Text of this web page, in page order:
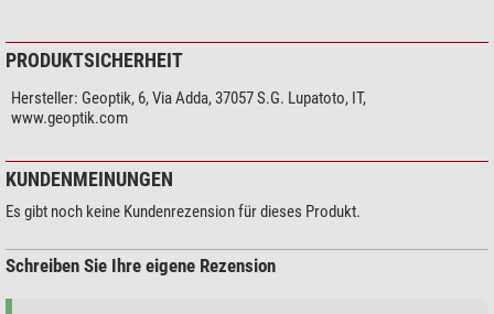
PRODUKTSICHERHEIT
Hersteller: Geoptik, 6, Via Adda, 37057 S.G. Lupatoto, IT,
www.geoptik.com
KUNDENMEINUNGEN
Es gibt noch keine Kundenrezension für dieses Produkt.
Schreiben Sie Ihre eigene Rezension